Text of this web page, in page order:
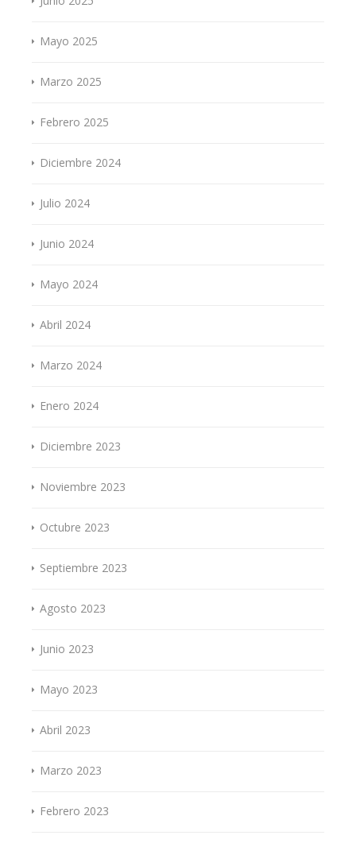
Mayo 2025
Marzo 2025
Febrero 2025
Diciembre 2024
Julio 2024
Junio 2024
Mayo 2024
Abril 2024
Marzo 2024
Enero 2024
Diciembre 2023
Noviembre 2023
Octubre 2023
Septiembre 2023
Agosto 2023
Junio 2023
Mayo 2023
Abril 2023
Marzo 2023
Febrero 2023